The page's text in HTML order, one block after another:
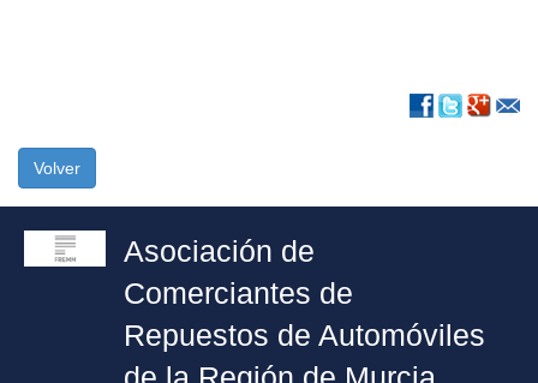
Volver
Asociación de
Comerciantes de
Repuestos de Automóviles